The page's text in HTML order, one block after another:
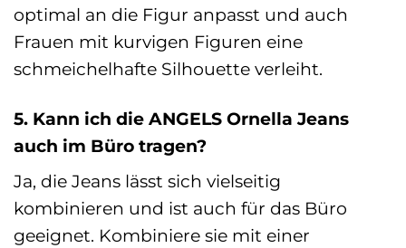
optimal an die Figur anpasst und auch
Frauen mit kurvigen Figuren eine
schmeichelhafte Silhouette verleiht.
5. Kann ich die ANGELS Ornella Jeans
auch im Büro tragen?
Ja, die Jeans lässt sich vielseitig
kombinieren und ist auch für das Büro
geeignet. Kombiniere sie mit einer